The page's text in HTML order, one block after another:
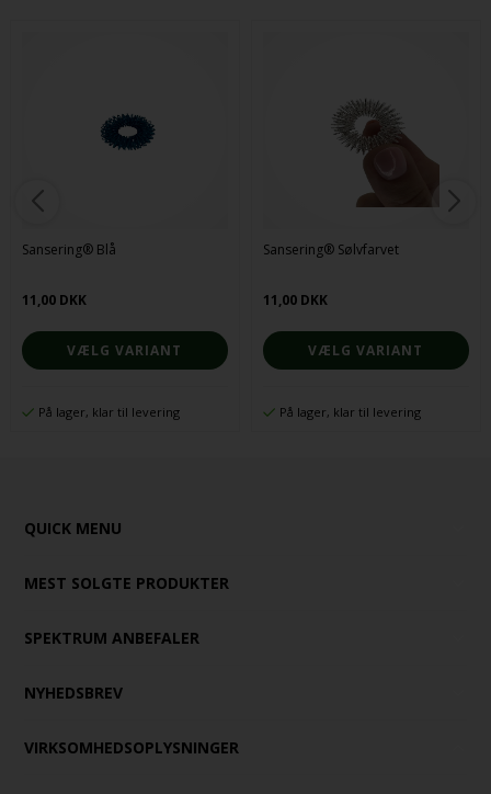
Sansering® Blå
11,00 DKK
VÆLG VARIANT
På lager, klar til levering
Sansering® Sølvfarvet
11,00 DKK
VÆLG VARIANT
På lager, klar til levering
QUICK MENU
MEST SOLGTE PRODUKTER
SPEKTRUM ANBEFALER
NYHEDSBREV
VIRKSOMHEDSOPLYSNINGER